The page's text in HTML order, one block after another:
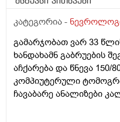
კატეგორია -
გამარჯობათ ვარ 33
ხანდახამნ გაბრუების
აჩქარება და წნევა
კომპიუტერული
ჩავაბარე ანალიზები